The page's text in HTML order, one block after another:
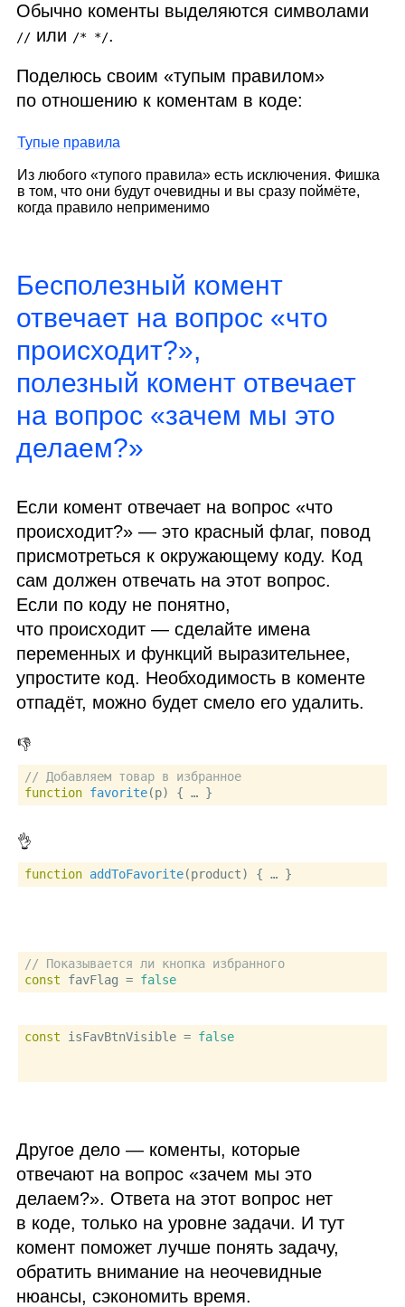
Обычно коменты выделяются символами
// или /* */.
Поделюсь своим «тупым правилом»
по отношению к коментам в коде:
Тупые правила
Из любого «тупого правила» есть исключения. Фишка
в том, что они будут очевидны и вы сразу поймёте,
когда правило неприменимо
Бесполезный комент
отвечает на вопрос «что
происходит?»,
полезный комент отвечает
на вопрос «зачем мы это
делаем?»
Если комент отвечает на вопрос «что
происходит?» — это красный флаг, повод
присмотреться к окружающему коду. Код
сам должен отвечать на этот вопрос.
Если по коду не понятно,
что происходит — сделайте имена
переменных и функций выразительнее,
упростите код. Необходимость в коменте
отпадёт, можно будет смело его удалить.
👎
// Добавляем товар в избранное
function favorite(p) { … }
👌
function addToFavorite(product
// Показывается ли кнопка избранного
const favFlag = false
const isFavBtnVisible = false
Другое дело — коменты, которые
отвечают на вопрос «зачем мы это
делаем?». Ответа на этот вопрос нет
в коде, только на уровне задачи. И тут
комент поможет лучше понять задачу,
обратить внимание на неочевидные
нюансы, сэкономить время.